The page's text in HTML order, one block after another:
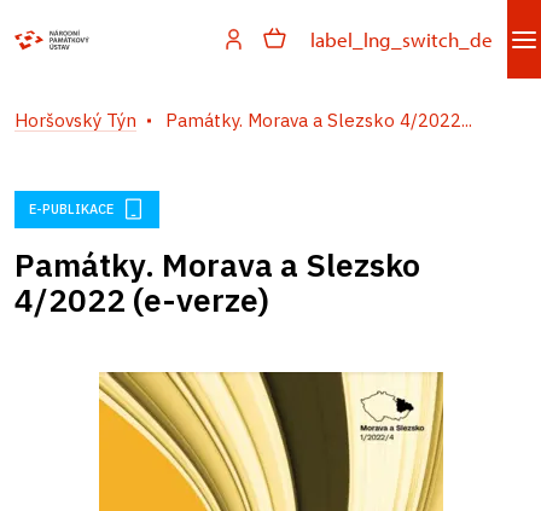
label_lng_switch_de
Horšovský Týn Památky. Morava a Slezsko 4/2022...
E-PUBLIKACE
Památky. Morava a Slezsko
4/2022 (e-verze)